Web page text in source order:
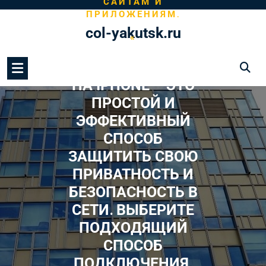
col-yakutsk.ru
ПРИЛОЖЕНИЯМ․
«
НА IPHONE – ЭТО
ПРОСТОЙ И
ЭФФЕКТИВНЫЙ
СПОСОБ
ЗАЩИТИТЬ СВОЮ
ПРИВАТНОСТЬ И
БЕЗОПАСНОСТЬ В
СЕТИ․ ВЫБЕРИТЕ
ПОДХОДЯЩИЙ
СПОСОБ